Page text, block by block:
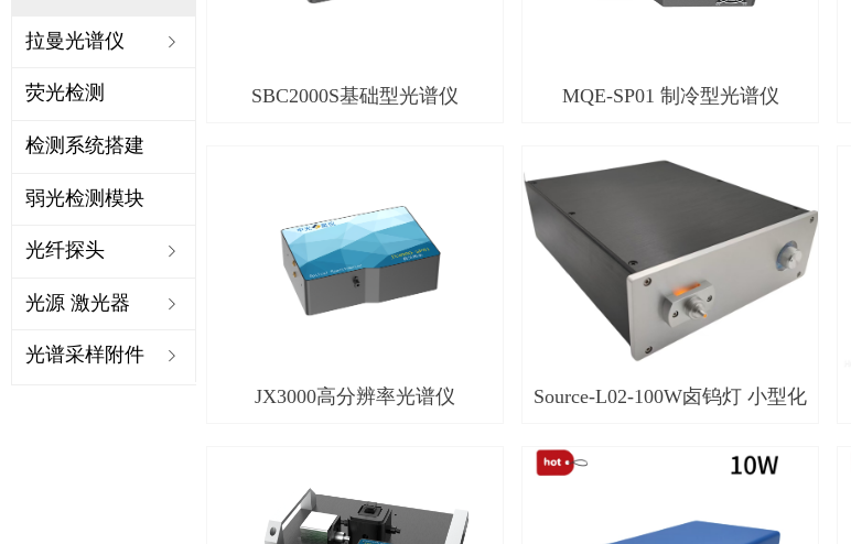
SBC2000S基础型光谱仪 MQE-SP01 制冷型光谱仪
JX3000高分辨率光谱仪 Source-L02-100W卤钨灯 小型化
ꁇ
拉曼光谱仪
荧光检测
检测系统搭建
弱光检测模块
ꁇ
光纤探头
ꁇ
光源 激光器
ꁇ
光谱采样附件